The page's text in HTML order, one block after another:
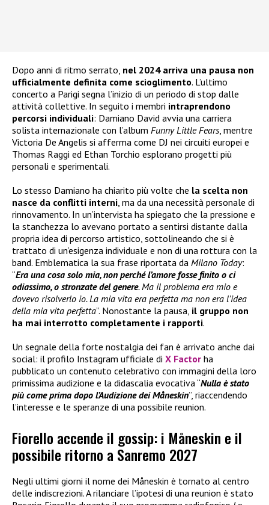
Dopo anni di ritmo serrato, nel 2024 arriva una pausa non
ufficialmente definita come scioglimento. L’ultimo
concerto a Parigi segna l’inizio di un periodo di stop dalle
attività collettive. In seguito i membri intraprendono
percorsi individuali: Damiano David avvia una carriera
solista internazionale con l’album Funny Little Fears, mentre
Victoria De Angelis si afferma come DJ nei circuiti europei e
Thomas Raggi ed Ethan Torchio esplorano progetti più
personali e sperimentali.
Lo stesso Damiano ha chiarito più volte che la scelta non
nasce da conflitti interni, ma da una necessità personale di
rinnovamento. In un’intervista ha spiegato che la pressione e
la stanchezza lo avevano portato a sentirsi distante dalla
propria idea di percorso artistico, sottolineando che si è
trattato di un’esigenza individuale e non di una rottura con la
band. Emblematica la sua frase riportata da Milano Today:
“Era una cosa solo mia, non perché l’amore fosse finito o ci
odiassimo, o stronzate del genere. Ma il problema era mio e
dovevo risolverlo io. La mia vita era perfetta ma non era l’idea
della mia vita perfetta”. Nonostante la pausa, il gruppo non
ha mai interrotto completamente i rapporti.
Un segnale della forte nostalgia dei fan è arrivato anche dai
social: il profilo Instagram ufficiale di X Factor ha
pubblicato un contenuto celebrativo con immagini della loro
primissima audizione e la didascalia evocativa “Nulla è stato
più come prima dopo l’Audizione dei Måneskin”, riaccendendo
l’interesse e le speranze di una possibile reunion.
Fiorello accende il gossip: i Måneskin e il
possibile ritorno a Sanremo 2027
Negli ultimi giorni il nome dei Måneskin è tornato al centro
delle indiscrezioni. A rilanciare l’ipotesi di una reunion è stato